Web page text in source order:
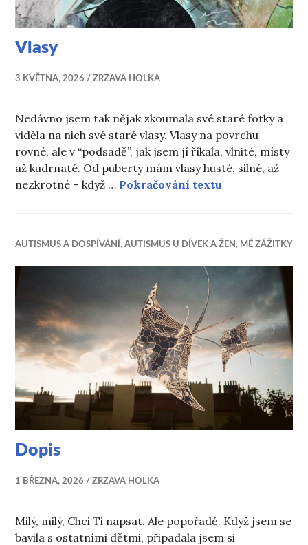
Vlasy
3 KVĚTNA, 2026 ZRZAVA HOLKA
Nedávno jsem tak nějak zkoumala své staré fotky a
viděla na nich své staré vlasy. Vlasy na povrchu
rovné, ale v “podsadě”, jak jsem jí říkala, vlnité, místy
až kudrnaté. Od puberty mám vlasy husté, silné, až
nezkrotné – když … Pokračování textu
AUTISMUS A DOSPÍVÁNÍ ,AUTISMUS U DÍVEK A ŽEN , MÉ ZÁŽITKY
Dopis
1 BŘEZNA, 2026 ZRZAVA HOLKA
Milý, milý, Chci Ti napsat. Ale popořadě. Když jsem se
bavila s ostatními dětmi, připadala jsem si